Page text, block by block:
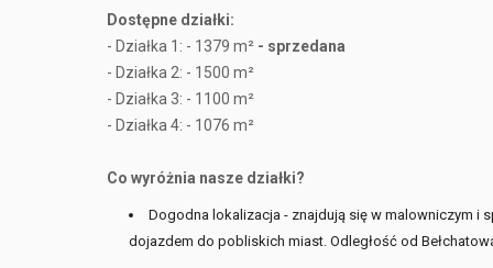
Dostępne działki:
- Działka 1: - 1379 m² - sprzedana
- Działka 2: - 1500 m²
- Działka 3: - 1100 m²
- Działka 4: - 1076 m²
Co wyróżnia nasze działki?
Dogodna lokalizacja - znajdują się w malowniczym i
dojazdem do pobliskich miast. Odległość od